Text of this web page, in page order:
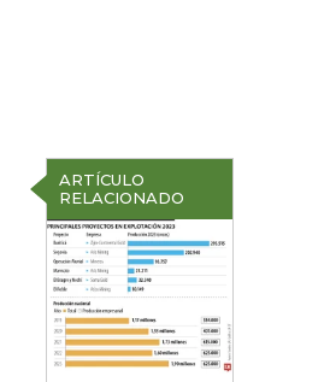
ARTÍCULO
RELACIONADO